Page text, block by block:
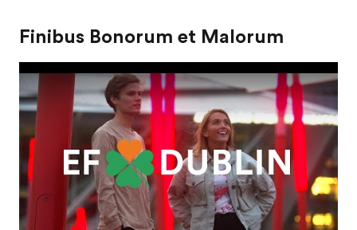
Finibus Bonorum et Malorum
Play